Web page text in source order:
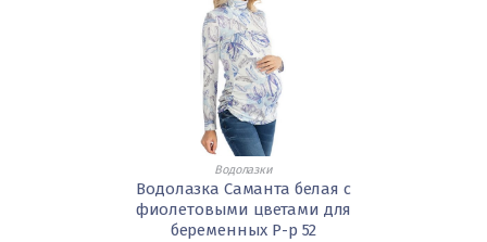
Водолазки
Водолазка Саманта белая с
фиолетовыми цветами для
беременных Р-р 52